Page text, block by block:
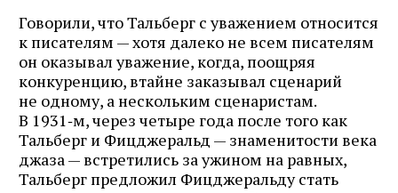
Говорили, что Тальберг с уважением относится
к писателям — хотя далеко не всем писателям
он оказывал уважение, когда, поощряя
конкуренцию, втайне заказывал сценарий
не одному, а нескольким сценаристам.
В 1931‑м, через четыре года после того как
Тальберг и Фицджеральд — знаменитости века
джаза — встретились за ужином на равных,
Тальберг предложил Фицджеральду стать